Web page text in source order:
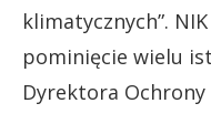
klimatycznych”.
pominięcie wielu
Dyrektora Ochrony